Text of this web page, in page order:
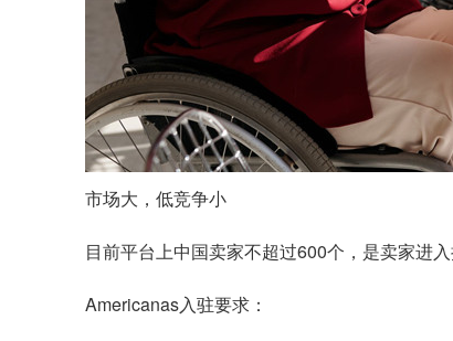
市场大，低竞争小
目前平台上中国卖家不超过600个，是卖家进
Americanas入驻要求：